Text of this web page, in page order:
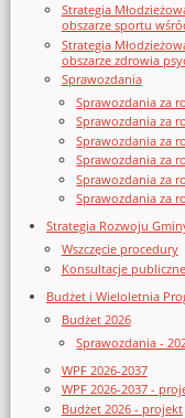
Strategia
obszarze sportu
Strategia
obszarze zdrowia
Sprawozdania
Sprawozdania za
Sprawozdania za
Sprawozdania za
Sprawozdania za
Sprawozdania za
Sprawozdania za
Strategia Rozwoju
Wszczęcie procedury
Konsultacje publiczne
Budżet i Wieloletnia
Budżet 2026
Sprawozdania -
WPF 2026-2037
WPF 2026-2037 -
Budżet 2026 - projekt